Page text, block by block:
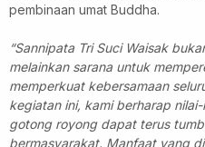
pembinaan umat Buddha.
“Sannipata Tri Suci Waisak
melainkan sarana untuk
memperkuat kebersamaan
kegiatan ini, kami berharap
gotong royong dapat terus
bermasyarakat. Manfaat yang